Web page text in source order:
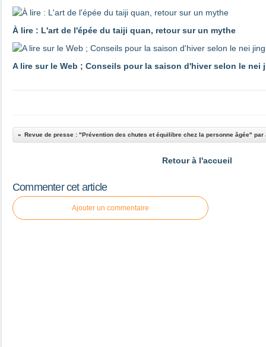
À lire : L'art de l'épée du taiji quan, retour sur un mythe
A lire sur le Web ; Conseils pour la saison d'hiver selon le nei
Revue de presse : "Prévention des chutes et équilibre chez la personne âgée" par
Retour à l'accueil
Commenter cet article
Ajouter un commentaire